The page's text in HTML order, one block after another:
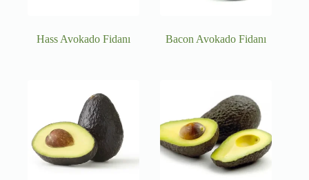
Hass Avokado Fidanı Bacon Avokado Fidanı